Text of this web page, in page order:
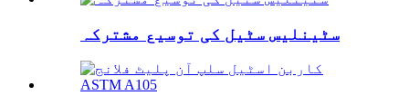
سٹینلیس سٹیل کی توسیع مشترکہ